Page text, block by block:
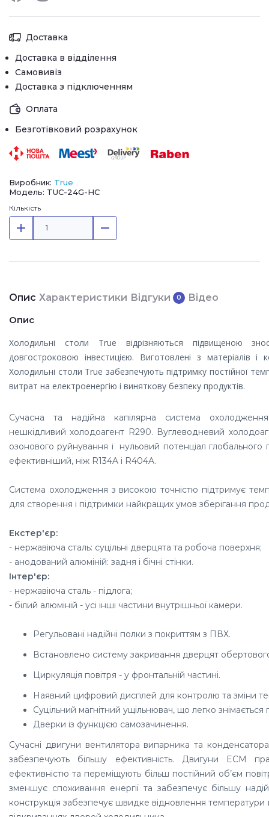
Доставка
Доставка в відділення
Самовивіз
Доставка з підключенням
Оплата
Безготівковий розрахунок
Виробник: True
Модель: TUC-24G-HC
Кількість
Опис Характеристики Відгуки 0
Відео
Опис
Холодильні столи True відрізняються підвищеною
довгостроковою інвестицією. Виготовлені з матеріалів і
Холодильні столи True забезпечують підтримку постійної
витрат на електроенергію і виняткову безпеку продуктів.
Сучасна та надійна капілярна система
нешкідливий холодоагент R290. Вуглеводневий
озонового руйнування і нульовий потенціал глобального
ефективніший, ніж R134A і R404A.
Система охолодження з високою точністю підтримує
для створення і підтримки найкращих умов зберігання
Екстер'єр:
- нержавіюча сталь: суцільні дверцята та робоча поверхня;
- анодований алюміній: задня і бічні стінки.
Інтер'єр:
- нержавіюча сталь - підлога;
- білий алюміній - усі інші частини внутрішньої камери.
Регульовані надійні полки з покриттям з ПВХ.
Встановлено систему закривання дверцят
Циркуляція повітря - у фронтальній частині.
Наявний цифровий дисплей для контролю та зміни
Суцільний магнітний ущільнювач, що легко знімається
Дверки із функцією самозачинення.
Сучасні двигуни вентилятора випарника та
забезпечують більшу ефективність. Двигуни ECM
ефективністю та переміщують більш постійний об’єм
зменшує споживання енергії та забезпечує більшу
конструкція забезпечує швидке відновленнятемператури